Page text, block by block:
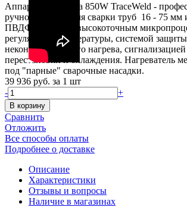
Аппарат Polys P-4a 850W TraceWeld -
ручной аппарат для сварки труб 16 - 75
ПВДФ. Оснащен высокоточным
регулятором температуры, системой
неконтролируемого нагрева,
перестановки и охлаждения. Нагреватель
под "парные" сварочные насадки.
39 936 руб. за 1 шт
-
+
В корзину
Сравнить
Отложить
Все способы оплаты
Подробнее о доставке
Описание
Характеристики
Отзывы и вопросы
Наличие в магазинах